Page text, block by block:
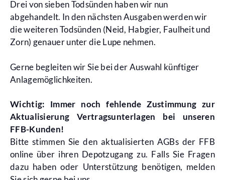
Drei von sieben Todsünden haben wir nun
abgehandelt. In den nächsten Ausgaben werden wir
die weiteren Todsünden (Neid, Habgier, Faulheit und
Zorn) genauer unter die Lupe nehmen.
Gerne begleiten wir Sie bei der Auswahl künftiger
Anlagemöglichkeiten.
Wichtig: Immer noch fehlende Zustimmung zur
Aktualisierung Vertragsunterlagen bei unseren
FFB-Kunden!
Bitte stimmen Sie den aktualisierten AGBs der FFB
online über ihren Depotzugang zu. Falls Sie Fragen
dazu haben oder Unterstützung benötigen, melden